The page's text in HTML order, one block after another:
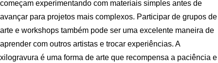
começam experimentando com materiais simples antes de
avançar para projetos mais complexos. Participar de grupos de
arte e workshops também pode ser uma excelente maneira de
aprender com outros artistas e trocar experiências. A
xilogravura é uma forma de arte que recompensa a paciência e